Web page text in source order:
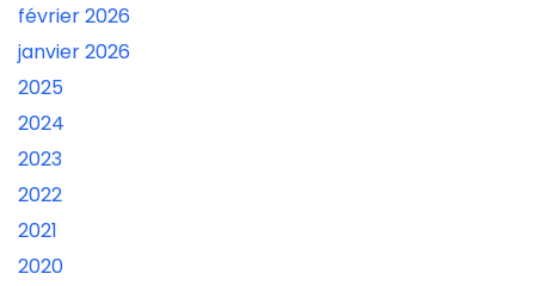
février 2026
janvier 2026
2025
2024
2023
2022
2021
2020